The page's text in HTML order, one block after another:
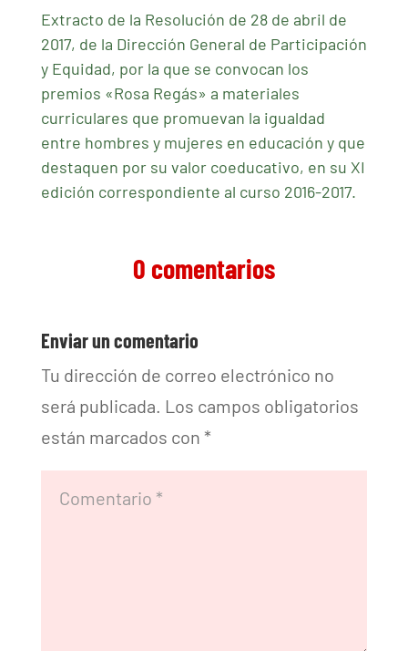
Extracto de la Resolución de 28 de abril de
2017, de la Dirección General de Participación
y Equidad, por la que se convocan los
premios «Rosa Regás» a materiales
curriculares que promuevan la igualdad
entre hombres y mujeres en educación y que
destaquen por su valor coeducativo, en su XI
edición correspondiente al curso 2016-2017.
0 comentarios
Enviar un comentario
Tu dirección de correo electrónico no
será publicada. Los campos obligatorios
están marcados con *